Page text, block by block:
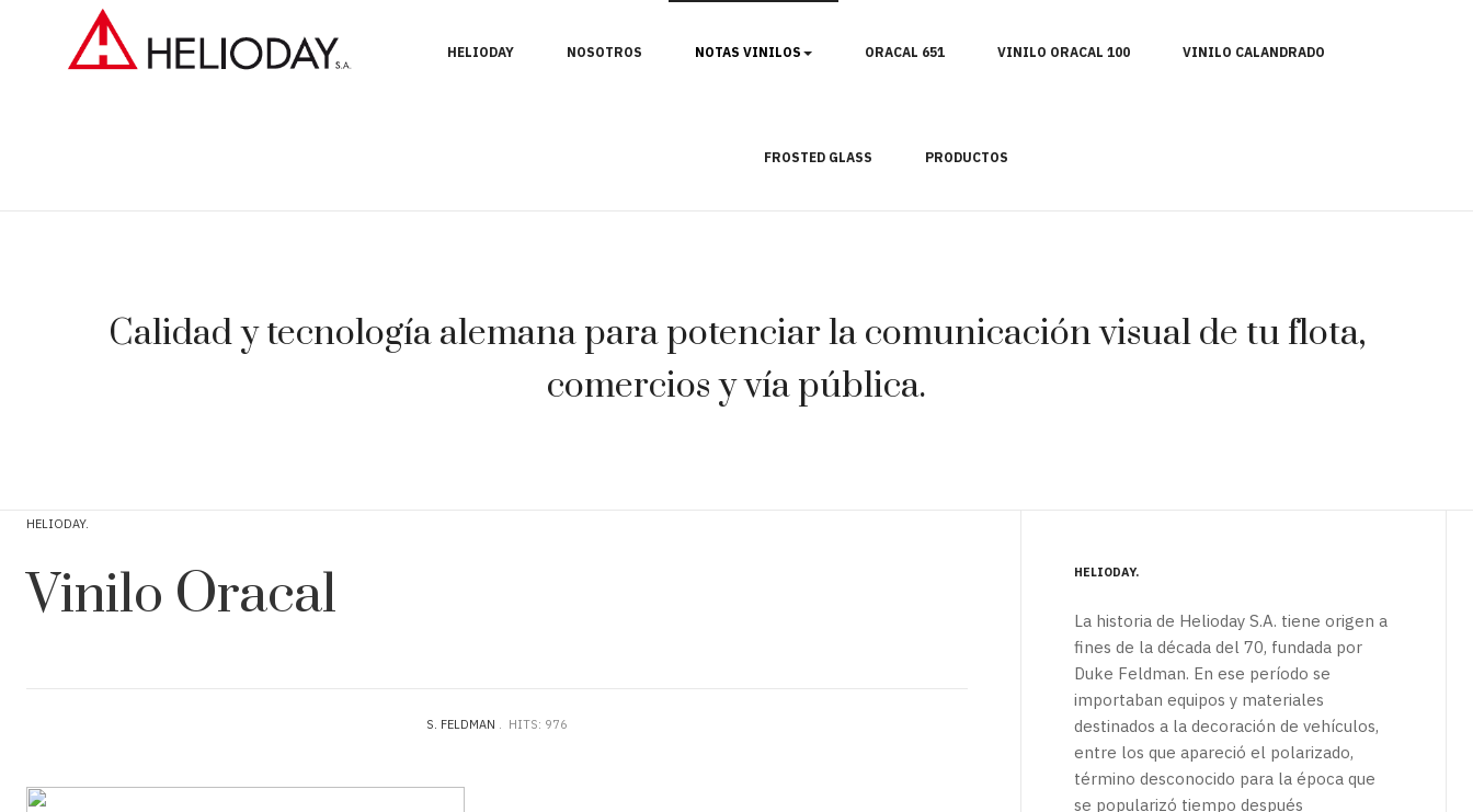
HELIODAY NOSOTROS NOTAS VINILOS ORACAL 651 VINILO ORACAL 100 VINILO CALANDRADO
FROSTED GLASS PRODUCTOS
Calidad y tecnología alemana para potenciar la comunicación visual de tu flota,
comercios y vía pública.
HELIODAY
Vinilo Oracal
S. FELDMAN HITS: 976
HELIODAY
La historia de Helioday S.A. tiene origen a
fines de la década del 70, fundada por
Duke Feldman. En ese período se
importaban equipos y materiales
destinados a la decoración de vehículos,
entre los que apareció el polarizado,
término desconocido para la época que
se popularizó tiempo después